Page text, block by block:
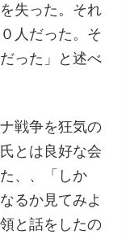
失った。それ
人だった。そ
った」と述べ
戦争を狂気の
とは良好な会
、、「しか
るか見てみよ
と話をしたの